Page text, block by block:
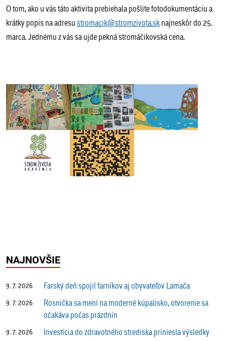
O tom, ako u vás táto aktivita prebiehala pošlite fotodokumentáciu a
krátky popis na adresustromacik@stromzivota.sknajneskôr do 25.
marca. Jednému z vás sa ujde pekná stromáčikovská cena.
NAJNOVŠIE
9. 7. 2026 Farský deň spojil farníkov aj obyvateľov Lamača
9. 7. 2026
Rosnička sa mení na moderné kúpalisko, otvorenie sa
očakáva počas prázdnin
9. 7. 2026 Investícia do zdravotného strediska priniesla výsledky